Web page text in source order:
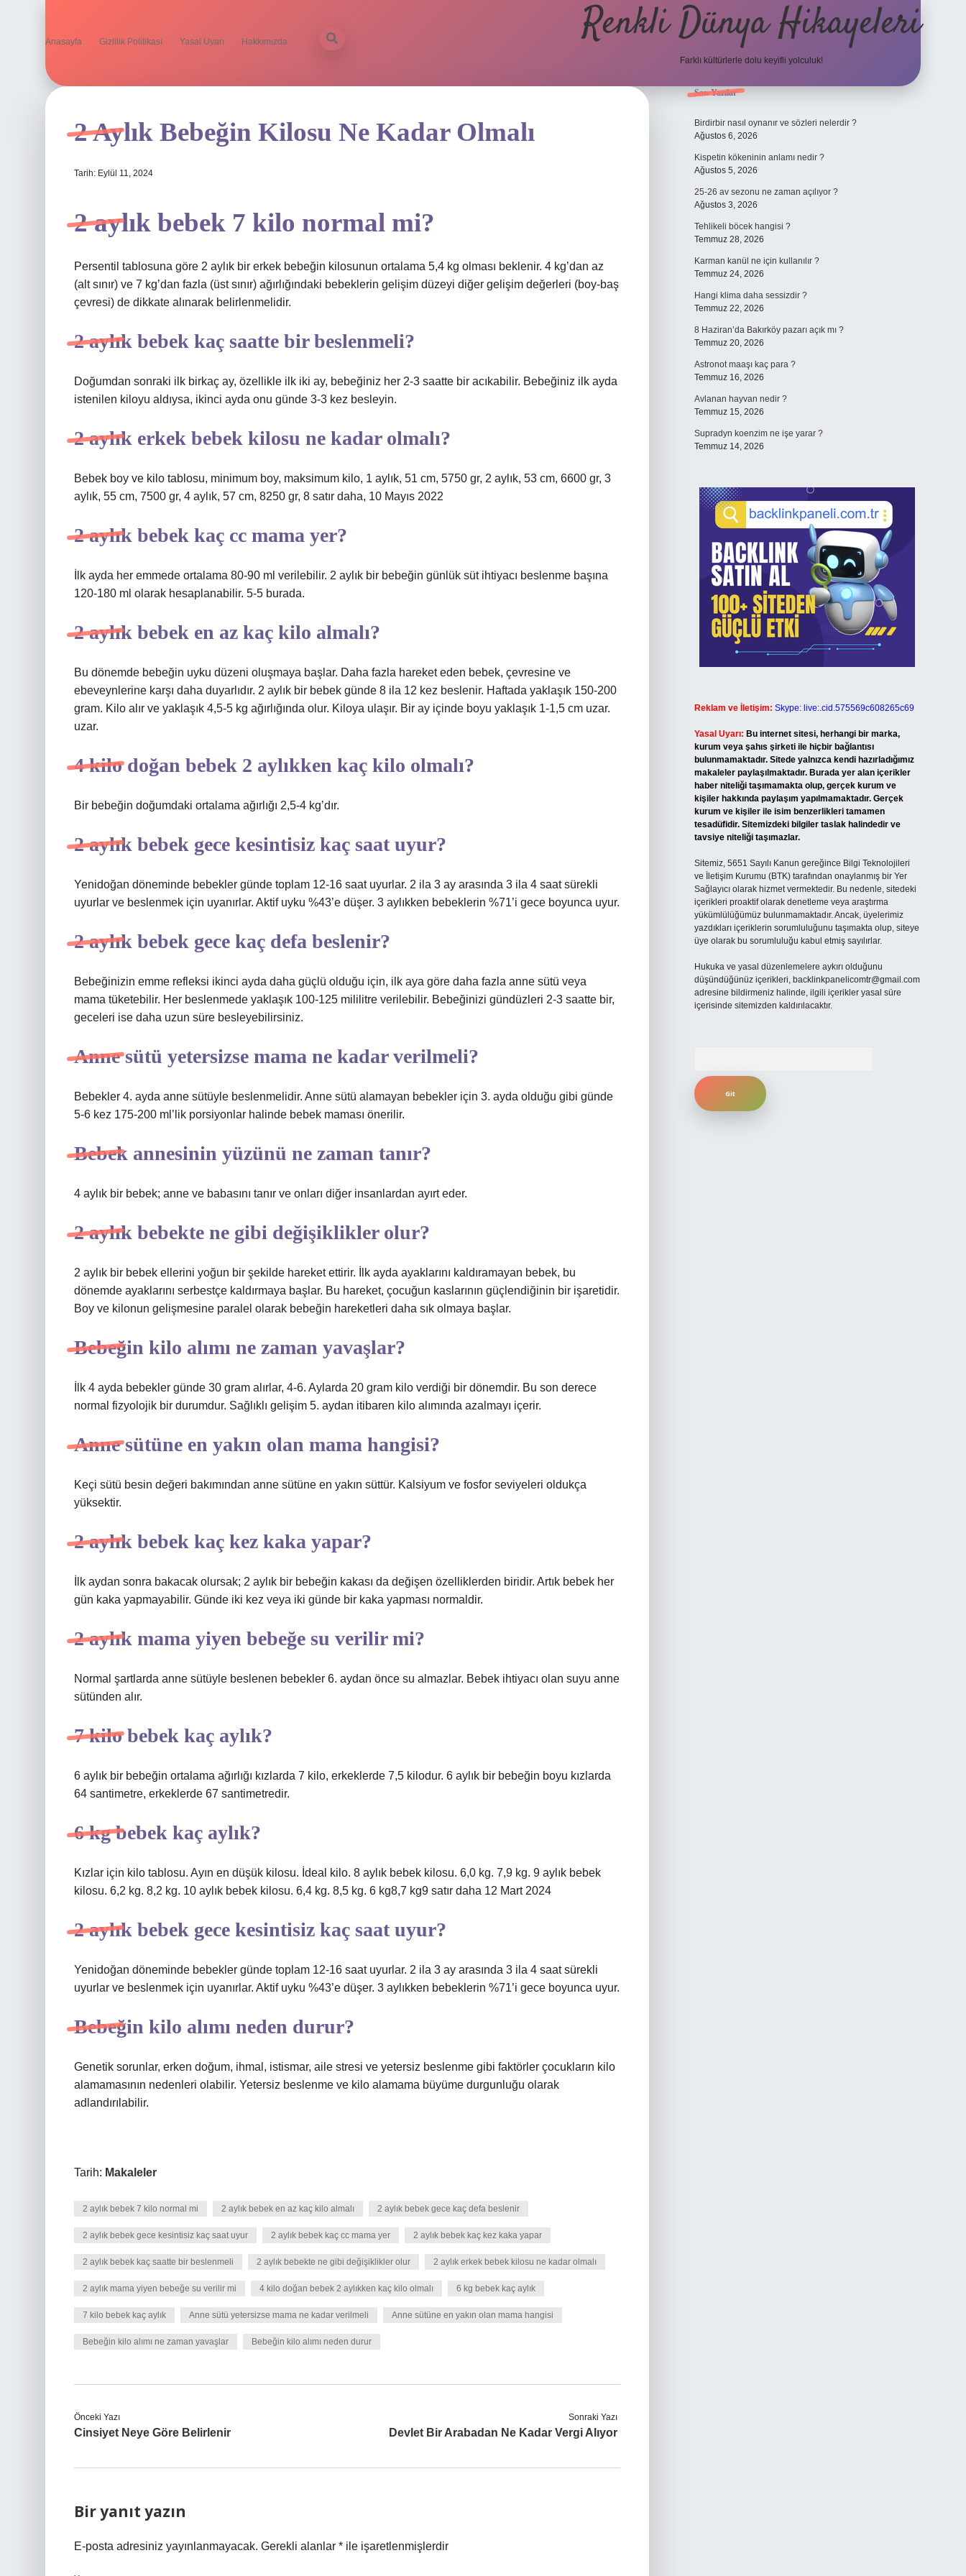
Anasayfa Gizlilik Politikası Yasal Uyarı Hakkımızda Renkli Dünya Hikayeleri
Farklı kültürlerle dolu keyifli yolculuk!
2 Aylık Bebeğin Kilosu Ne Kadar Olmalı
Tarih: Eylül 11, 2024
2 aylık bebek 7 kilo normal mi?
Persentil tablosuna göre 2 aylık bir erkek bebeğin kilosunun ortalama 5,4 kg olması beklenir. 4 kg’dan az
(alt sınır) ve 7 kg’dan fazla (üst sınır) ağırlığındaki bebeklerin gelişim düzeyi diğer gelişim değerleri (boy-baş
çevresi) de dikkate alınarak belirlenmelidir.
2 aylık bebek kaç saatte bir beslenmeli?
Doğumdan sonraki ilk birkaç ay, özellikle ilk iki ay, bebeğiniz her 2-3 saatte bir acıkabilir. Bebeğiniz ilk ayda
istenilen kiloyu aldıysa, ikinci ayda onu günde 3-3 kez besleyin.
2 aylık erkek bebek kilosu ne kadar olmalı?
Bebek boy ve kilo tablosu, minimum boy, maksimum kilo, 1 aylık, 51 cm, 5750 gr, 2 aylık, 53 cm, 6600 gr, 3
aylık, 55 cm, 7500 gr, 4 aylık, 57 cm, 8250 gr, 8 satır daha, 10 Mayıs 2022
2 aylık bebek kaç cc mama yer?
İlk ayda her emmede ortalama 80-90 ml verilebilir. 2 aylık bir bebeğin günlük süt ihtiyacı beslenme başına
120-180 ml olarak hesaplanabilir. 5-5 burada.
2 aylık bebek en az kaç kilo almalı?
Bu dönemde bebeğin uyku düzeni oluşmaya başlar. Daha fazla hareket eden bebek, çevresine ve
ebeveynlerine karşı daha duyarlıdır. 2 aylık bir bebek günde 8 ila 12 kez beslenir. Haftada yaklaşık 150-200
gram. Kilo alır ve yaklaşık 4,5-5 kg ​​ağırlığında olur. Kiloya ulaşır. Bir ay içinde boyu yaklaşık 1-1,5 cm uzar.
uzar.
4 kilo doğan bebek 2 aylıkken kaç kilo olmalı?
Bir bebeğin doğumdaki ortalama ağırlığı 2,5-4 kg’dır.
2 aylık bebek gece kesintisiz kaç saat uyur?
Yenidoğan döneminde bebekler günde toplam 12-16 saat uyurlar. 2 ila 3 ay arasında 3 ila 4 saat sürekli
uyurlar ve beslenmek için uyanırlar. Aktif uyku %43’e düşer. 3 aylıkken bebeklerin %71’i gece boyunca uyur.
2 aylık bebek gece kaç defa beslenir?
Bebeğinizin emme refleksi ikinci ayda daha güçlü olduğu için, ilk aya göre daha fazla anne sütü veya
mama tüketebilir. Her beslenmede yaklaşık 100-125 mililitre verilebilir. Bebeğinizi gündüzleri 2-3 saatte bir,
geceleri ise daha uzun süre besleyebilirsiniz.
Anne sütü yetersizse mama ne kadar verilmeli?
Bebekler 4. ayda anne sütüyle beslenmelidir. Anne sütü alamayan bebekler için 3. ayda olduğu gibi günde
5-6 kez 175-200 ml’lik porsiyonlar halinde bebek maması önerilir.
Bebek annesinin yüzünü ne zaman tanır?
4 aylık bir bebek; anne ve babasını tanır ve onları diğer insanlardan ayırt eder.
2 aylık bebekte ne gibi değişiklikler olur?
2 aylık bir bebek ellerini yoğun bir şekilde hareket ettirir. İlk ayda ayaklarını kaldıramayan bebek, bu
dönemde ayaklarını serbestçe kaldırmaya başlar. Bu hareket, çocuğun kaslarının güçlendiğinin bir işaretidir.
Boy ve kilonun gelişmesine paralel olarak bebeğin hareketleri daha sık olmaya başlar.
Bebeğin kilo alımı ne zaman yavaşlar?
İlk 4 ayda bebekler günde 30 gram alırlar, 4-6. Aylarda 20 gram kilo verdiği bir dönemdir. Bu son derece
normal fizyolojik bir durumdur. Sağlıklı gelişim 5. aydan itibaren kilo alımında azalmayı içerir.
Anne sütüne en yakın olan mama hangisi?
Keçi sütü besin değeri bakımından anne sütüne en yakın süttür. Kalsiyum ve fosfor seviyeleri oldukça
yüksektir.
2 aylık bebek kaç kez kaka yapar?
İlk aydan sonra bakacak olursak; 2 aylık bir bebeğin kakası da değişen özelliklerden biridir. Artık bebek her
gün kaka yapmayabilir. Günde iki kez veya iki günde bir kaka yapması normaldir.
2 aylık mama yiyen bebeğe su verilir mi?
Normal şartlarda anne sütüyle beslenen bebekler 6. aydan önce su almazlar. Bebek ihtiyacı olan suyu anne
sütünden alır.
7 kilo bebek kaç aylık?
6 aylık bir bebeğin ortalama ağırlığı kızlarda 7 kilo, erkeklerde 7,5 kilodur. 6 aylık bir bebeğin boyu kızlarda
64 santimetre, erkeklerde 67 santimetredir.
6 kg bebek kaç aylık?
Kızlar için kilo tablosu. Ayın en düşük kilosu. İdeal kilo. 8 aylık bebek kilosu. 6,0 kg. 7,9 kg. 9 aylık bebek
kilosu. 6,2 kg. 8,2 kg. 10 aylık bebek kilosu. 6,4 kg. 8,5 kg. 6 kg8,7 kg9 satır daha 12 Mart 2024
2 aylık bebek gece kesintisiz kaç saat uyur?
Yenidoğan döneminde bebekler günde toplam 12-16 saat uyurlar. 2 ila 3 ay arasında 3 ila 4 saat sürekli
uyurlar ve beslenmek için uyanırlar. Aktif uyku %43’e düşer. 3 aylıkken bebeklerin %71’i gece boyunca uyur.
Bebeğin kilo alımı neden durur?
Genetik sorunlar, erken doğum, ihmal, istismar, aile stresi ve yetersiz beslenme gibi faktörler çocukların kilo
alamamasının nedenleri olabilir. Yetersiz beslenme ve kilo alamama büyüme durgunluğu olarak
adlandırılabilir.
Tarih: Makaleler
2 aylık bebek 7 kilo normal mi 2 aylık bebek en az kaç kilo almalı 2 aylık bebek gece kaç defa beslenir
2 aylık bebek gece kesintisiz kaç saat uyur 2 aylık bebek kaç cc mama yer 2 aylık bebek kaç kez kaka yapar
2 aylık bebek kaç saatte bir beslenmeli 2 aylık bebekte ne gibi değişiklikler olur 2 aylık erkek bebek kilosu ne kadar olmalı
2 aylık mama yiyen bebeğe su verilir mi 4 kilo doğan bebek 2 aylıkken kaç kilo olmalı 6 kg bebek kaç aylık
7 kilo bebek kaç aylık Anne sütü yetersizse mama ne kadar verilmeli Anne sütüne en yakın olan mama hangisi
Bebeğin kilo alımı ne zaman yavaşlar Bebeğin kilo alımı neden durur
Önceki Yazı
Cinsiyet Neye Göre Belirlenir
Sonraki Yazı
Devlet Bir Arabadan Ne Kadar Vergi Alıyor
Bir yanıt yazın
E-posta adresiniz yayınlanmayacak. Gerekli alanlar * ile işaretlenmişlerdir
Sidebar
Son Yazılar
Birdirbir nasıl oynanır ve sözleri nelerdir ?
Ağustos 6, 2026
Kispetin kökeninin anlamı nedir ?
Ağustos 5, 2026
25-26 av sezonu ne zaman açılıyor ?
Ağustos 3, 2026
Tehlikeli böcek hangisi ?
Temmuz 28, 2026
Karman kanül ne için kullanılır ?
Temmuz 24, 2026
Hangi klima daha sessizdir ?
Temmuz 22, 2026
8 Haziran’da Bakırköy pazarı açık mı ?
Temmuz 20, 2026
Astronot maaşı kaç para ?
Temmuz 16, 2026
Avlanan hayvan nedir ?
Temmuz 15, 2026
Supradyn koenzim ne işe yarar ?
Temmuz 14, 2026
Reklam ve İletişim: Skype: live:.cid.575569c608265c69
Yasal Uyarı: Bu internet sitesi, herhangi bir marka,
kurum veya şahıs şirketi ile hiçbir bağlantısı
bulunmamaktadır. Sitede yalnızca kendi hazırladığımız
makaleler paylaşılmaktadır. Burada yer alan içerikler
haber niteliği taşımamakta olup, gerçek kurum ve
kişiler hakkında paylaşım yapılmamaktadır. Gerçek
kurum ve kişiler ile isim benzerlikleri tamamen
tesadüfidir. Sitemizdeki bilgiler taslak halindedir ve
tavsiye niteliği taşımazlar.
Sitemiz, 5651 Sayılı Kanun gereğince Bilgi Teknolojileri
ve İletişim Kurumu (BTK) tarafından onaylanmış bir Yer
Sağlayıcı olarak hizmet vermektedir. Bu nedenle, sitedeki
içerikleri proaktif olarak denetleme veya araştırma
yükümlülüğümüz bulunmamaktadır. Ancak, üyelerimiz
yazdıkları içeriklerin sorumluluğunu taşımakta olup, siteye
üye olarak bu sorumluluğu kabul etmiş sayılırlar.
Hukuka ve yasal düzenlemelere aykırı olduğunu
düşündüğünüz içerikleri, backlinkpanelicomtr@gmail.com
adresine bildirmeniz halinde, ilgili içerikler yasal süre
içerisinde sitemizden kaldırılacaktır.